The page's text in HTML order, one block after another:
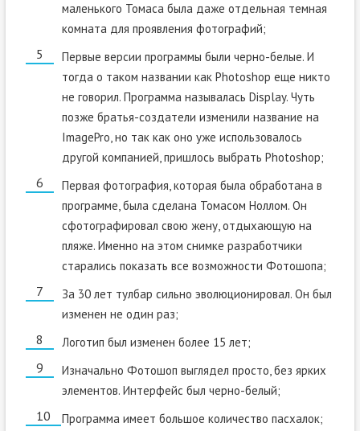
маленького Томаса была даже отдельная темная
комната для проявления фотографий;
Первые версии программы были черно-белые. И
тогда о таком названии как Photoshop еще никто
не говорил. Программа называлась Display. Чуть
позже братья-создатели изменили название на
ImagePro, но так как оно уже использовалось
другой компанией, пришлось выбрать Photoshop;
Первая фотография, которая была обработана в
программе, была сделана Томасом Ноллом. Он
сфотографировал свою жену, отдыхающую на
пляже. Именно на этом снимке разработчики
старались показать все возможности Фотошопа;
За 30 лет тулбар сильно эволюционировал. Он был
изменен не один раз;
Логотип был изменен более 15 лет;
Изначально Фотошоп выглядел просто, без ярких
элементов. Интерфейс был черно-белый;
Программа имеет большое количество пасхалок;